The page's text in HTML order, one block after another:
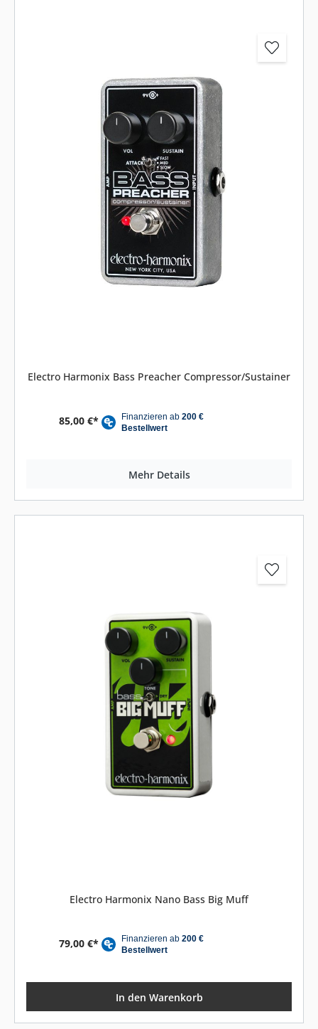
Electro Harmonix Bass Preacher Compressor/Sustainer
85,00 €*
Mehr Details
Electro Harmonix Nano Bass Big Muff
79,00 €*
In den Warenkorb